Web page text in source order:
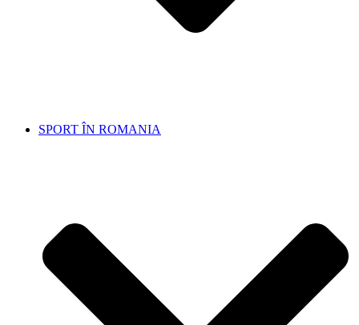
SPORT ÎN ROMANIA